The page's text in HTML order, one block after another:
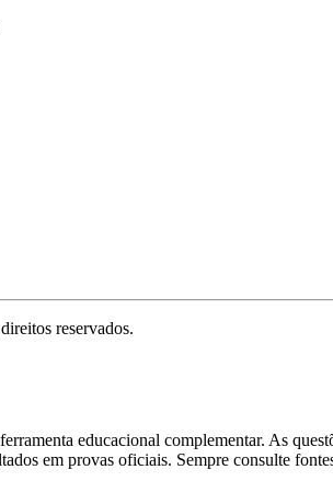
reservados.
educacional complementar. As
em provas oficiais. Sempre consulte